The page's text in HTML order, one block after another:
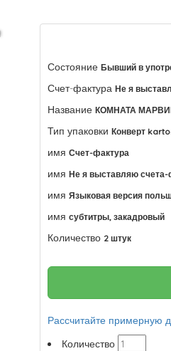
Состояние Бывший в
Счет-фактура Не я
Название КОМНАТА
Тип упаковки Конверт
имя Счет-фактура
имя Не я выставляю
имя Языковая версия
имя субтитры, закадровый
Количество 2 штук
Рассчитайте примерную
Количество